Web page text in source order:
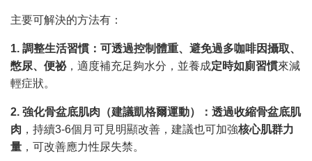
主要可解決的方法有：
1. 調整生活習慣：可透過控制體重、避免過多咖啡因攝取、
憋尿、便祕，適度補充足夠水分，並養成定時如廁習慣來減
輕症狀。
2. 強化骨盆底肌肉（建議凱格爾運動）：透過收縮骨盆底肌
肉 ，持續3-6個月可見明顯改善，建議也可加強核心肌群力
量 ，可改善應力性尿失禁。